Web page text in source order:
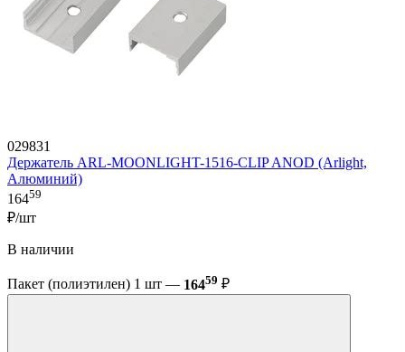
029831
Держатель ARL-MOONLIGHT-1516-CLIP ANOD (Arlight,
Алюминий)
16459
₽/шт
В наличии
Пакет (полиэтилен) 1 шт — 16459 ₽